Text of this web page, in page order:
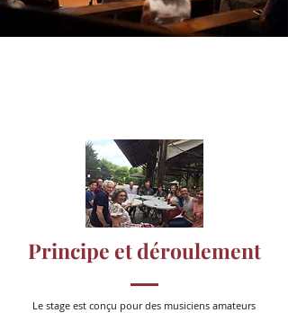
Principe et déroulement
Le stage est conçu pour des musiciens amateurs